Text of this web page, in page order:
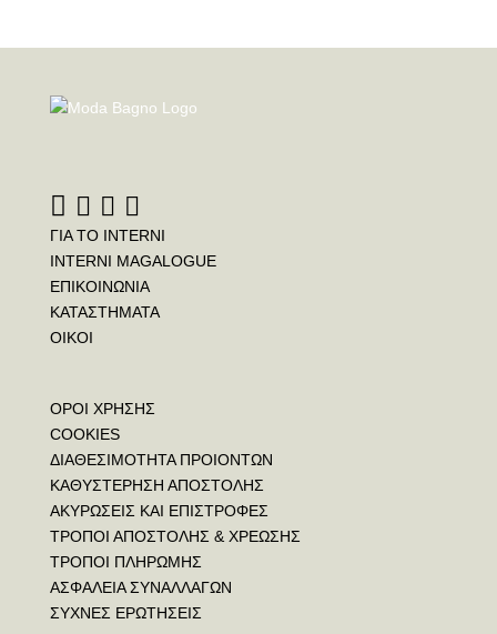
ΓΙΑ ΤΟ INTERNI
INTERNI MAGALOGUE
ΕΠΙΚΟΙΝΩΝΙΑ
ΚΑΤΑΣΤΗΜΑΤΑ
ΟΙΚΟΙ
ΟΡΟΙ ΧΡΗΣΗΣ
COOKIES
ΔΙΑΘΕΣΙΜΟΤΗΤΑ ΠΡΟΙΟΝΤΩΝ
ΚΑΘΥΣΤΕΡΗΣΗ ΑΠΟΣΤΟΛΗΣ
ΑΚΥΡΩΣΕΙΣ ΚΑΙ ΕΠΙΣΤΡΟΦΕΣ
ΤΡΟΠΟΙ ΑΠΟΣΤΟΛΗΣ & ΧΡΕΩΣΗΣ
ΤΡΟΠΟΙ ΠΛΗΡΩΜΗΣ
ΑΣΦΑΛΕΙΑ ΣΥΝΑΛΛΑΓΩΝ
ΣΥΧΝΕΣ ΕΡΩΤΗΣΕΙΣ